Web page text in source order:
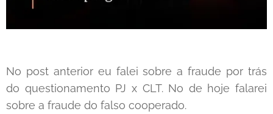
No post anterior eu falei sobre a fraude por trás
do questionamento PJ x CLT. No de hoje falarei
sobre a fraude do falso cooperado.